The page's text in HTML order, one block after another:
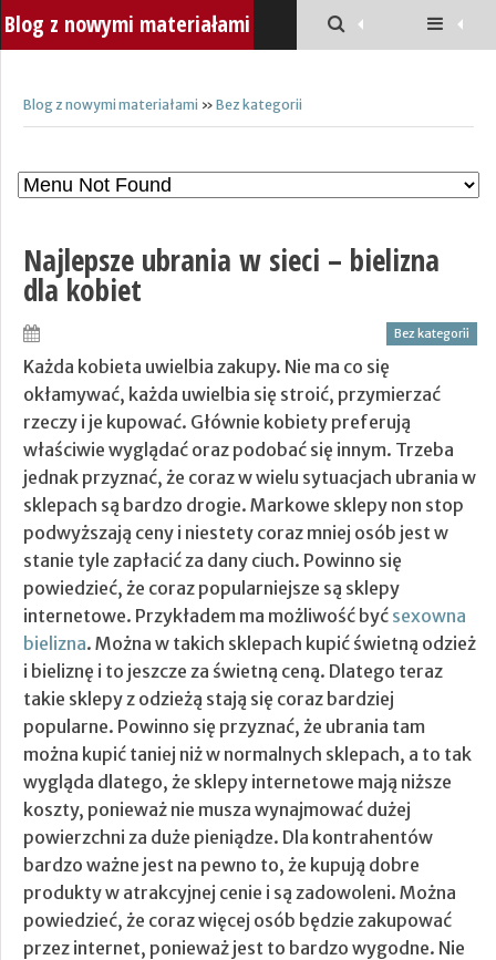
Blog z nowymi materiałami
Blog z nowymi materiałami » Bez kategorii
Najlepsze ubrania w sieci – bielizna
dla kobiet
Bez kategorii
Każda kobieta uwielbia zakupy. Nie ma co się
okłamywać, każda uwielbia się stroić, przymierzać
rzeczy i je kupować. Głównie kobiety preferują
właściwie wyglądać oraz podobać się innym. Trzeba
jednak przyznać, że coraz w wielu sytuacjach ubrania w
sklepach są bardzo drogie. Markowe sklepy non stop
podwyższają ceny i niestety coraz mniej osób jest w
stanie tyle zapłacić za dany ciuch. Powinno się
powiedzieć, że coraz popularniejsze są sklepy
internetowe. Przykładem ma możliwość być sexowna
bielizna. Można w takich sklepach kupić świetną odzież
i bieliznę i to jeszcze za świetną ceną. Dlatego teraz
takie sklepy z odzieżą stają się coraz bardziej
popularne. Powinno się przyznać, że ubrania tam
można kupić taniej niż w normalnych sklepach, a to tak
wygląda dlatego, że sklepy internetowe mają niższe
koszty, ponieważ nie musza wynajmować dużej
powierzchni za duże pieniądze. Dla kontrahentów
bardzo ważne jest na pewno to, że kupują dobre
produkty w atrakcyjnej cenie i są zadowoleni. Można
powiedzieć, że coraz więcej osób będzie zakupować
przez internet, ponieważ jest to bardzo wygodne. Nie